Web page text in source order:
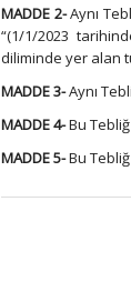
MADDE 2-Aynı
“(1/1/2023
diliminde yer alan
MADDE 3-Aynı
MADDE 4-Bu
MADDE 5-Bu